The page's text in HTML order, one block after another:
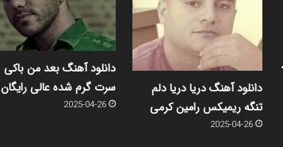
دانلود آهنگ دریا دریا دلم
تنگه ریمیکس رامین کرمی
2025-04-26
دانلود آهنگ بعد من باکی
سرت گرم شده عالی رایگان
2025-04-26